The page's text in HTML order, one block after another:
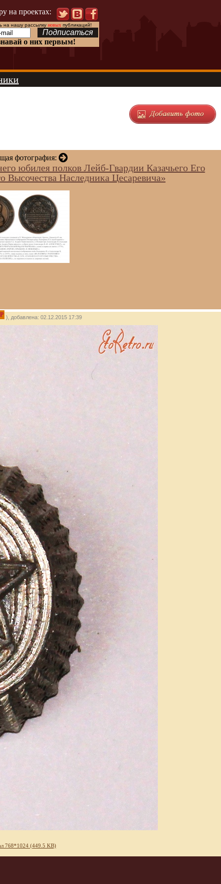
на проектах:
на нашу рассылку новыхпубликаций!
о них первым!
фотография:
юбилея полков Лейб-Гвардии Казачьего Его
Высочества Наследника Цесаревича»
), добавлена: 02.12.2015 17:39
768*1024 (449.5 KB)